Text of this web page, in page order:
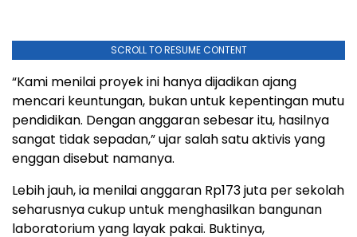
SCROLL TO RESUME CONTENT
“Kami menilai proyek ini hanya dijadikan ajang
mencari keuntungan, bukan untuk kepentingan mutu
pendidikan. Dengan anggaran sebesar itu, hasilnya
sangat tidak sepadan,” ujar salah satu aktivis yang
enggan disebut namanya.
Lebih jauh, ia menilai anggaran Rp173 juta per sekolah
seharusnya cukup untuk menghasilkan bangunan
laboratorium yang layak pakai. Buktinya,